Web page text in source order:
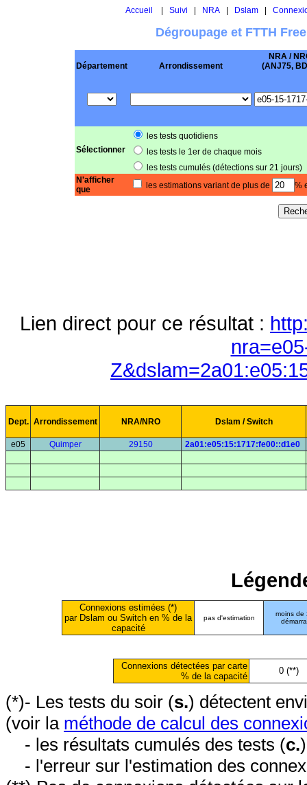
Accueil Suivi NRA| Dslam|
Dégroupage et FTTH
Département Arrondissement
NRA /
(ANJ75,
Sélectionner
les tests quotidiens
les tests le 1er de chaque mois
les tests cumulés (détections sur 21 jours)
N'afficher
que
les estimations variant de plus de %
Lien direct pour ce résultat :
Dept. Arrondissement NRA/NRO Dslam / Switch
e05 Quimper 29150 2a01:e05:15:1717:fe00::d1e0
Connexions estimées (*)
par Dslam ou Switch en % de la
capacité
pas d'estimation
moins de
Connexions détectées par carte
% de la capacité
0 (**)
(*)- Les tests du soir (s.) détectent
(voir la méthode de calcul des
- les résultats cumulés des tests (c.
- l'erreur sur l'estimation des